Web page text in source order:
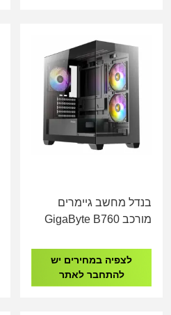
בנדל מחשב גיימרים
מורכב GigaByte B760
500GB NVME
לצפיה במחירים יש
להתחבר לאתר